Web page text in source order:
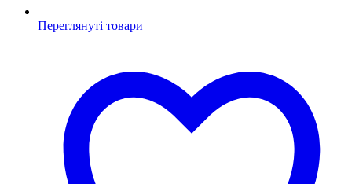
Переглянуті товари